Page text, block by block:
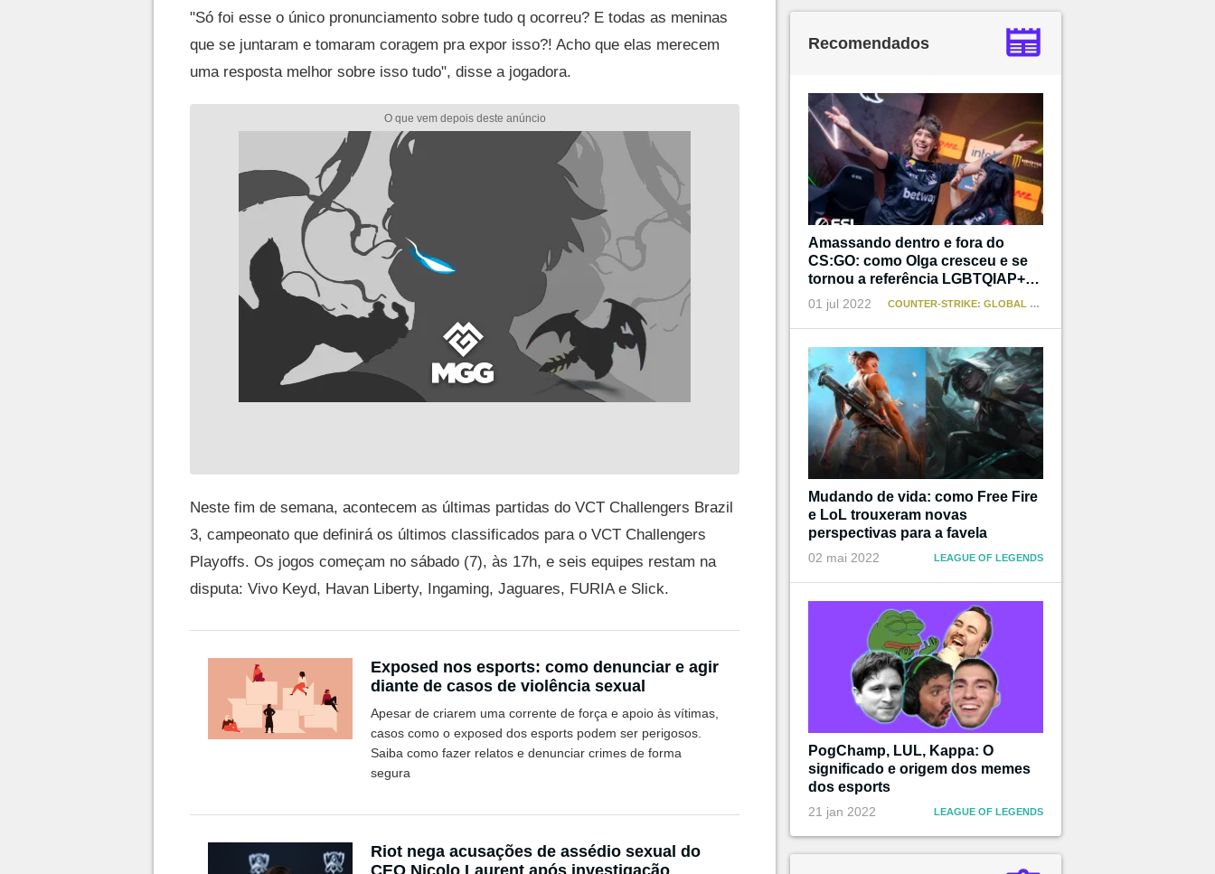
"Só foi esse o único pronunciamento sobre tudo q ocorreu? E todas as meninas
que se juntaram e tomaram coragem pra expor isso?! Acho que elas merecem
uma resposta melhor sobre isso tudo", disse a jogadora.
Neste fim de semana, acontecem as últimas partidas do VCT Challengers Brazil
3, campeonato que definirá os últimos classificados para o VCT Challengers
Playoffs. Os jogos começam no sábado (7), às 17h, e seis equipes restam na
disputa: Vivo Keyd, Havan Liberty, Ingaming, Jaguares, FURIA e Slick.
Exposed nos esports: como denunciar e agir
diante de casos de violência sexual
Apesar de criarem uma corrente de força e apoio às vítimas,
casos como o exposed dos esports podem ser perigosos.
Saiba como fazer relatos e denunciar crimes de forma
segura
Riot nega acusações de assédio sexual do
CEO Nicolo Laurent após investigação
Recomendados
Amassando dentro e fora do
CS:GO: como Olga cresceu e se
tornou a referência LGBTQIAP+
que não teve
01 jul 2022 COUNTER-STRIKE: GLOBAL OFFENSIVE
Mudando de vida: como Free Fire
e LoL trouxeram novas
perspectivas para a favela
02 mai 2022 LEAGUE OF LEGENDS
PogChamp, LUL, Kappa: O
significado e origem dos memes
dos esports
21 jan 2022 LEAGUE OF LEGENDS